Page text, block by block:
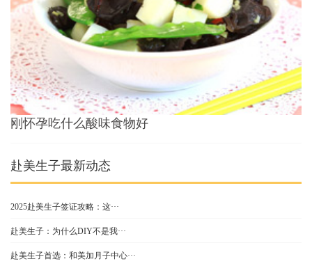
刚怀孕吃什么酸味食物好
赴美生子最新动态
2025赴美生子签证攻略：这···
赴美生子：为什么DIY不是我···
赴美生子首选：和美加月子中心···